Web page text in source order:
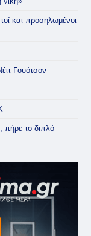
και προσηλωμένοι
Γουότσον
πήρε το διπλό